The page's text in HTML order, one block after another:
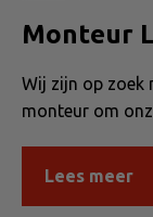
Monteur
Wij zijn op zoek
monteur om
Lees meer